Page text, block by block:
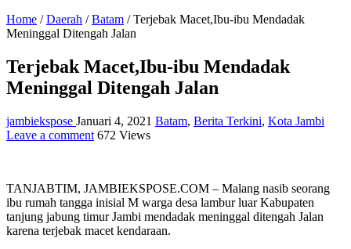
Home / Daerah / Batam / Terjebak Macet,Ibu-ibu Mendadak
Meninggal Ditengah Jalan
Terjebak Macet,Ibu-ibu Mendadak
Meninggal Ditengah Jalan
jambiekspose Januari 4, 2021 Batam, Berita Terkini, Kota Jambi
Leave a comment 672 Views
TANJABTIM, JAMBIEKSPOSE.COM – Malang nasib seorang
ibu rumah tangga inisial M warga desa lambur luar Kabupaten
tanjung jabung timur Jambi mendadak meninggal ditengah Jalan
karena terjebak macet kendaraan.